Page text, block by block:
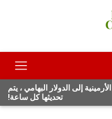
إلى الدولار البهامي ، يتم
تحديثها كل ساعة!